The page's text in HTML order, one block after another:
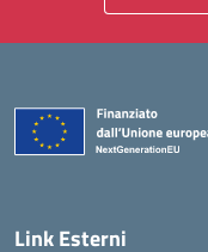
Link Esterni